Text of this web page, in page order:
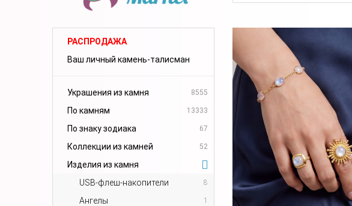
РАСПРОДАЖА
Ваш личный камень-талисман
Украшения из камня 8555
По камням 13333
По знаку зодиака 67
Коллекции из камней 52
Изделия из камня
USB-флеш-накопители
8
Ангелы 1